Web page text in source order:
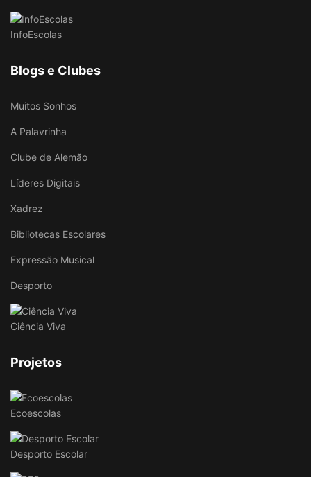
InfoEscolas
Blogs e Clubes
Muitos Sonhos
A Palavrinha
Clube de Alemão
Líderes Digitais
Xadrez
Bibliotecas Escolares
Expressão Musical
Desporto
Ciência Viva
Projetos
Ecoescolas
Desporto Escolar